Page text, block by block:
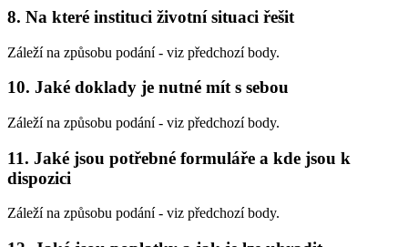
8. Na které instituci životní situaci řešit
Záleží na způsobu podání - viz předchozí body.
10. Jaké doklady je nutné mít s sebou
Záleží na způsobu podání - viz předchozí body.
11. Jaké jsou potřebné formuláře a kde jsou k
dispozici
Záleží na způsobu podání - viz předchozí body.